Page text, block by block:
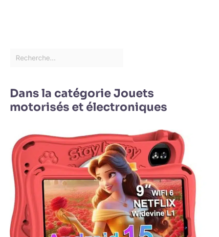
Dans la catégorie Jouets
motorisés et électroniques